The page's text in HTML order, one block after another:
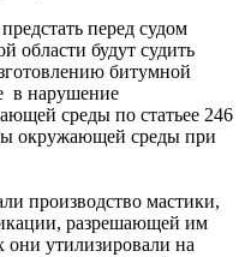
перед судом
области будут судить
битумной
в нарушение
среды по статьее 246
окружающей среды при
производство мастики,
разрешающей им
они утилизировали на